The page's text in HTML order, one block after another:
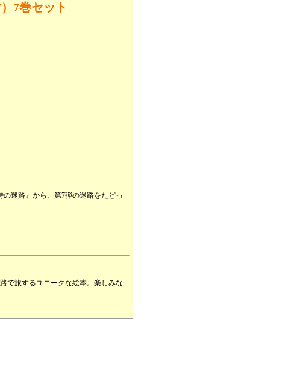
7巻セット
迷路』から、第7弾の迷路をたどっ
で旅するユニークな絵本。楽しみな